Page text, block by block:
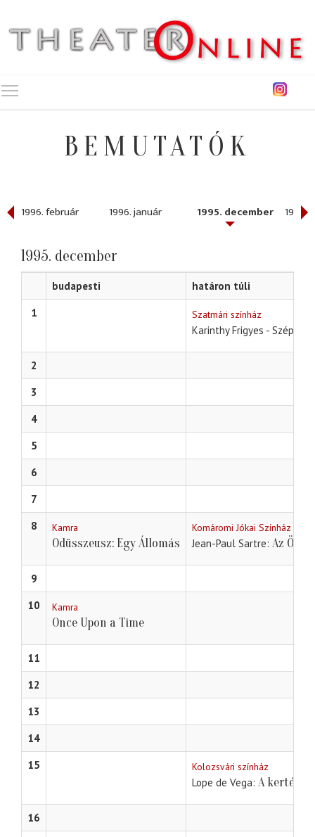
BEMUTATÓK
1996. február 1996. január 1995. december 1995.
1995. december
budapesti
határon túli
1
Szatmári színház
Karinthy Frigyes - Szép
2
3
4
5
6
7
8
Kamra
Odüsszeusz: Egy Állomás
Komáromi Jókai Színház
Jean-Paul Sartre Az
9
10
Kamra
Once Upon a Time
11
12
13
14
15
Kolozsvári színház
Lope de Vega A kertész
16